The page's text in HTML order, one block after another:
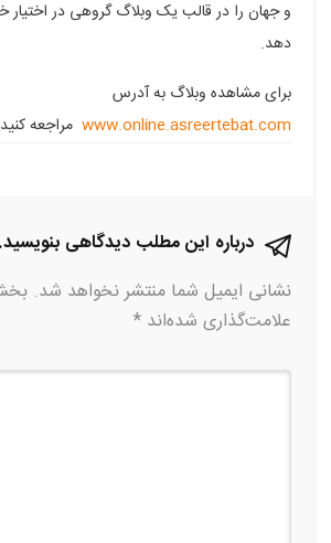
و جهان را در قالب یک وبلاگ گروهی در اختیار
دهد.
برای مشاهده وبلاگ به آدرس
www.online.asreertebat.com مراجعه
درباره این مطلب دیدگاهی
نشانی ایمیل شما منتشر نخواهد شد.
علامت‌گذاری شده‌اند *